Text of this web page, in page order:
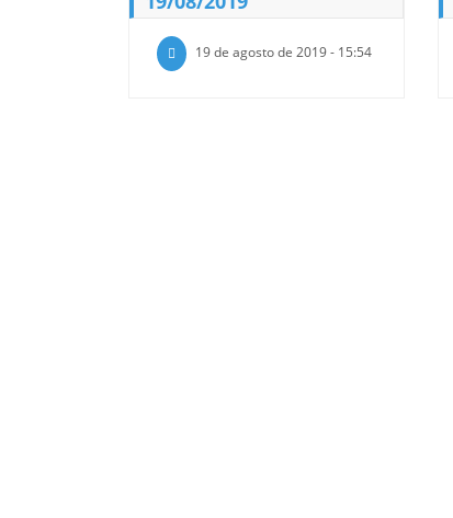
19 de agosto de 2019 - 15:54